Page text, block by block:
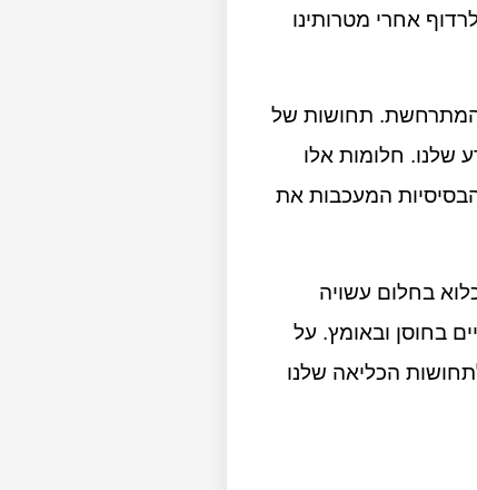
אחרי מטרותינו
המתרחשת. תחושות של
שלנו. חלומות אלו
המעכבות את
בחלום עשויה
בחוסן ובאומץ. על
הכליאה שלנו